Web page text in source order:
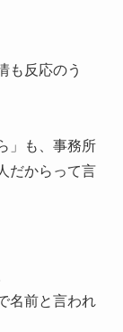
も反応のう
」も、事務所
だからって言
名前と言われ